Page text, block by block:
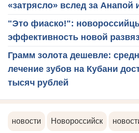
«затрясло» вслед за Анапой
"Это фиаско!":
эффективность новой
Грамм золота дешевле:
лечение зубов на Кубани
тысяч рублей
новости Новороссийск